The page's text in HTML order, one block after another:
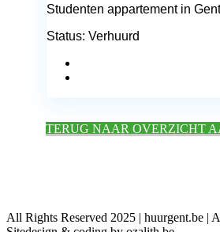
Studenten appartement in
Status: Verhuurd
TERUG NAAR OVERZICHT
All Rights Reserved 2025 | huurgent.be |